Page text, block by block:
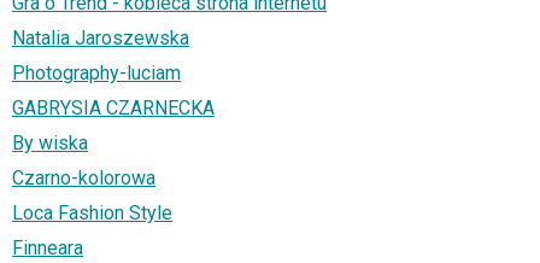
Natalia Jaroszewska
Photography-luciam
GABRYSIA CZARNECKA
By wiska
Czarno-kolorowa
Loca Fashion Style
Finneara